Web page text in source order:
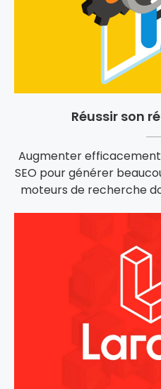
Réussir son
Augmenter
SEO pour générer
moteurs de recherche